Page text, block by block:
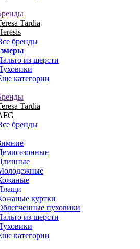
Tardia
бренды
из шерсти
категории
Tardia
бренды
куртки
пуховики
из шерсти
категории